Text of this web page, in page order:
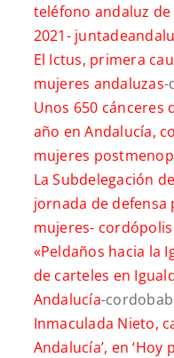
teléfono andaluz
2021-
El Ictus, primera
mujeres andaluzas-
Unos 650 cánceres
año en Andalucía,
mujeres
La Subdelegación
jornada de defensa
mujeres- cordópolis
«Peldaños hacia la
de carteles en
Andalucía-
Inmaculada Nieto,
Andalucía’, en ‘Hoy